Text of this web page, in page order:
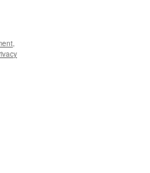
,